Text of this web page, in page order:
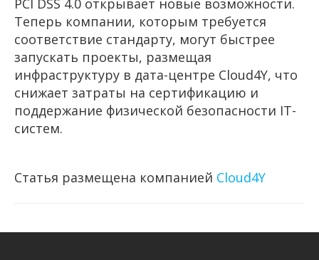
Теперь компании, которым требуется
соответствие стандарту, могут быстрее
запускать проекты, размещая
инфраструктуру в дата-центре Cloud4Y, что
снижает затраты на сертификацию и
поддержание физической безопасности IT-
систем.
Статья размещена компанией Cloud4Y